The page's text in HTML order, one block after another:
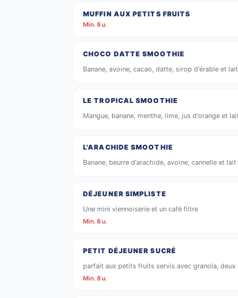
MUFFIN AUX PETITS FRUITS
Min. 8 u.
CHOCO DATTE SMOOTHIE
Banane, avoine, cacao, datte, sirop d'érable et
LE TROPICAL SMOOTHIE
Mangue, banane, menthe, lime, jus d'orange et
L'ARACHIDE SMOOTHIE
Banane, beurre d'arachide, avoine, cannelle et
DÉJEUNER SIMPLISTE
Une mini viennoiserie et un café filtre
Min. 8 u.
PETIT DÉJEUNER SUCRÉ
parfait aux petits fruits servis avec granola,
Min. 8 u.